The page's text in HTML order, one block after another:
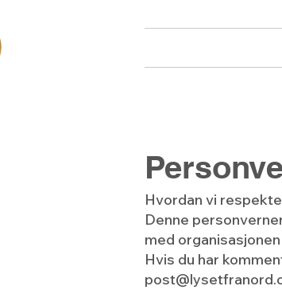
Hvordan vi
Denne
med
Hvis du har